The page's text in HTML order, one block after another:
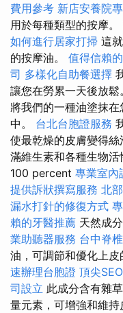
費用參考 新店安養院
用於每種類型的按摩。
如何進行居家打掃 這
的按摩油。 值得信賴
司 多樣化自助餐選擇
讓您在勞累一天後放鬆
將我們的一種油塗抹
中。 台北台胞證服務
使最乾燥的皮膚變得
滿維生素和各種生物
100 percent 專業室內
提供訴狀撰寫服務 北
漏水打針的修復方式
賴的牙醫推薦 天然成
業助聽器服務 台中脊
油，可調節和優化上皮
速辦理台胞證 頂尖
司設立 此成分含有雜
量元素，可增強和維